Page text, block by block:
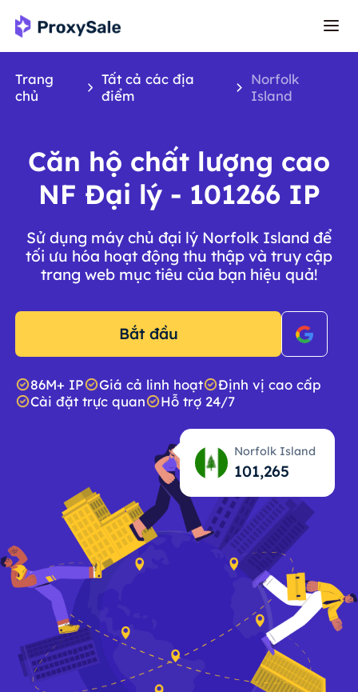
Trang
chủ
Tất cả các địa
điểm
Norfolk
Island
Căn hộ chất lượng cao
NF Đại lý - 101266 IP
Sử dụng máy chủ đại lý Norfolk Island để
tối ưu hóa hoạt động thu thập và truy cập
trang web mục tiêu của bạn hiệu quả!
Bắt đầu
86M+ IP Giá cả linh hoạt
Định vị cao cấp
Cài đặt trực quan
Hỗ trợ 24/7
Norfolk Island
101,266